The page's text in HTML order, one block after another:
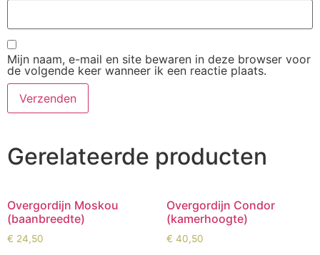
Mijn naam, e-mail en site bewaren in deze browser voor
de volgende keer wanneer ik een reactie plaats.
Gerelateerde producten
Overgordijn Moskou
(baanbreedte)
€ 24,50
Overgordijn Condor
(kamerhoogte)
€ 40,50